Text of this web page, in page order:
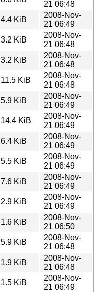
21 06:48
4.4 KiB
2008-Nov-
21 06:49
3.2 KiB
2008-Nov-
21 06:48
3.2 KiB
2008-Nov-
21 06:48
11.5 KiB
2008-Nov-
21 06:48
5.9 KiB
2008-Nov-
21 06:49
14.4 KiB
2008-Nov-
21 06:49
6.4 KiB
2008-Nov-
21 06:49
5.5 KiB
2008-Nov-
21 06:49
7.6 KiB
2008-Nov-
21 06:49
2.9 KiB
2008-Nov-
21 06:49
1.6 KiB
2008-Nov-
21 06:50
5.9 KiB
2008-Nov-
21 06:48
1.9 KiB
2008-Nov-
21 06:48
1.5 KiB
2008-Nov-
21 06:49